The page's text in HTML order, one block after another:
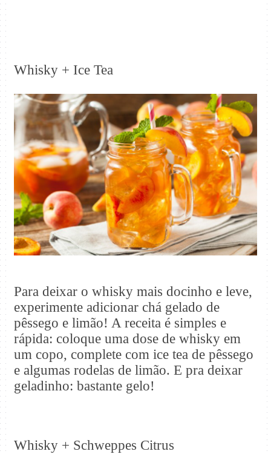
Whisky + Ice Tea
Para deixar o whisky mais docinho e leve,
experimente adicionar chá gelado de
pêssego e limão! A receita é simples e
rápida: coloque uma dose de whisky em
um copo, complete com ice tea de pêssego
e algumas rodelas de limão. E pra deixar
geladinho: bastante gelo!
Whisky + Schweppes Citrus